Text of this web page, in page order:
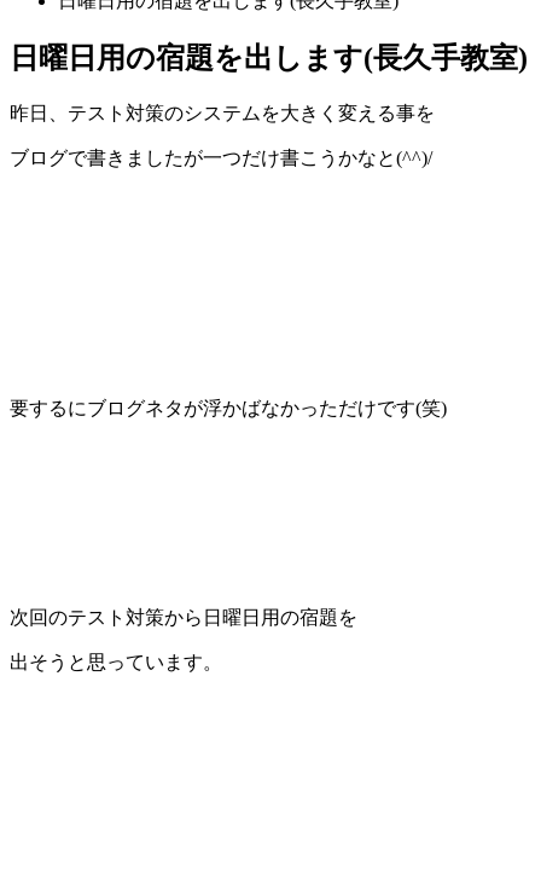
日曜日用の宿題を出します(長久手教室)
昨日、テスト対策のシステムを大きく変える事を
ブログで書きましたが一つだけ書こうかなと(^^)/
要するにブログネタが浮かばなかっただけです(笑)
次回のテスト対策から日曜日用の宿題を
出そうと思っています。